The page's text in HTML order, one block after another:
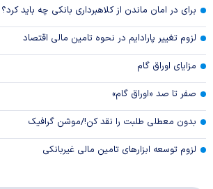
برای در امان ماندن از کلاهبرداری بانکی چه باید کرد؟
لزوم تغییر پارادایم در نحوه تامین مالی اقتصاد
مزایای اوراق گام
صفر تا صد «اوراق گام»
بدون معطلی طلبت را نقد کن!/موشن گرافیک
لزوم توسعه ابزارهای تامین مالی غیربانکی